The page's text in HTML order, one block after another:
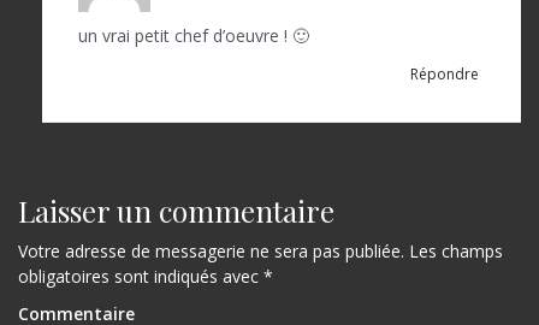
un vrai petit chef d’oeuvre ! 🙂
Répondre
Laisser un commentaire
Votre adresse de messagerie ne sera pas publiée. Les champs
obligatoires sont indiqués avec *
Commentaire